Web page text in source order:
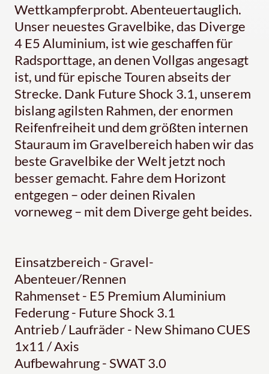
Wettkampferprobt. Abenteuertauglich.
Unser neuestes Gravelbike, das Diverge
4 E5 Aluminium, ist wie geschaffen für
Radsporttage, an denen Vollgas angesagt
ist, und für epische Touren abseits der
Strecke. Dank Future Shock 3.1, unserem
bislang agilsten Rahmen, der enormen
Reifenfreiheit und dem größten internen
Stauraum im Gravelbereich haben wir das
beste Gravelbike der Welt jetzt noch
besser gemacht. Fahre dem Horizont
entgegen – oder deinen Rivalen
vorneweg – mit dem Diverge geht beides.
Einsatzbereich - Gravel-
Abenteuer/Rennen
Rahmenset - E5 Premium Aluminium
Federung - Future Shock 3.1
Antrieb / Laufräder - New Shimano CUES
1x11 / Axis
Aufbewahrung - SWAT 3.0